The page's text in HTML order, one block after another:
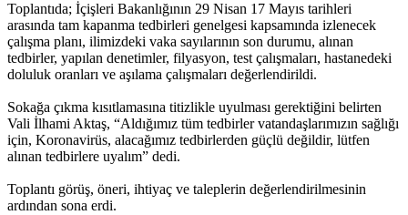
Toplantıda; İçişleri Bakanlığının 29 Nisan 17 Mayıs tarihleri
arasında tam kapanma tedbirleri genelgesi kapsamında izlenecek
çalışma planı, ilimizdeki vaka sayılarının son durumu, alınan
tedbirler, yapılan denetimler, filyasyon, test çalışmaları, hastanedeki
doluluk oranları ve aşılama çalışmaları değerlendirildi.
Sokağa çıkma kısıtlamasına titizlikle uyulması gerektiğini belirten
Vali İlhami Aktaş, “Aldığımız tüm tedbirler vatandaşlarımızın sağlığı
için, Koronavirüs, alacağımız tedbirlerden güçlü değildir, lütfen
alınan tedbirlere uyalım” dedi.
Toplantı görüş, öneri, ihtiyaç ve taleplerin değerlendirilmesinin
ardından sona erdi.